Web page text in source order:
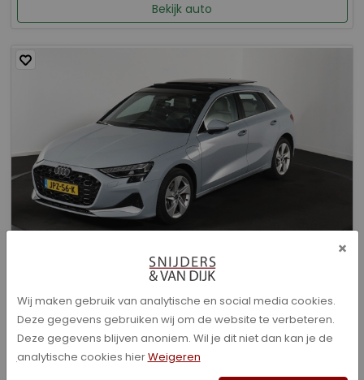
Bekijk auto
Audi A3 - Sportback 40 TFSI e Advanced edition
Bouwjaar
01-2026
Kilometerstand
×
Wij maken gebruik van analytische en social media cookies.
Deze gegevens gebruiken wij om de website te verbeteren.
Deze gegevens blijven anoniem. Wil je dit niet dan kan je de
analytische cookies hierWeigeren